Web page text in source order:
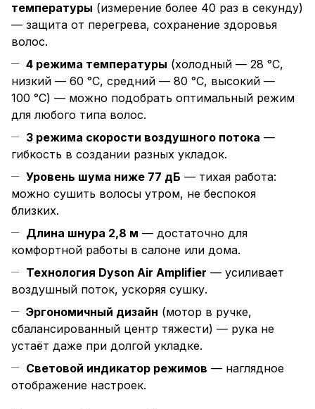
температуры (измерение более 40 раз в секунду)
— защита от перегрева, сохранение здоровья
волос.
4 режима температуры (холодный — 28 °C,
низкий — 60 °C, средний — 80 °C, высокий —
100 °C) — можно подобрать оптимальный режим
для любого типа волос.
3 режима скорости воздушного потока —
гибкость в создании разных укладок.
Уровень шума ниже 77 дБ — тихая работа:
можно сушить волосы утром, не беспокоя
близких.
Длина шнура 2,8 м — достаточно для
комфортной работы в салоне или дома.
Технология Dyson Air Amplifier — усиливает
воздушный поток, ускоряя сушку.
Эргономичный дизайн (мотор в ручке,
сбалансированный центр тяжести) — рука не
устаёт даже при долгой укладке.
Световой индикатор режимов — наглядное
отображение настроек.